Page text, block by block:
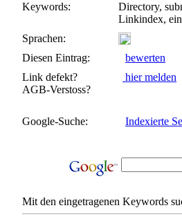
Keywords:
Directory,
Linkindex,
Sprachen:
Diesen Eintrag:
bewerten
Link defekt?
AGB-Verstoss?
hier melden
Google-Suche: Indexierte
Mit den eingetragenen Keywords